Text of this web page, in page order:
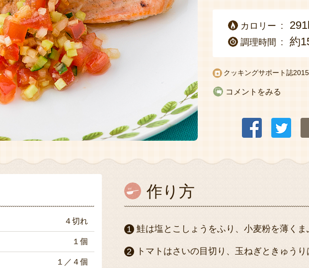
カロリー
調理時間 約
クッキングサポート誌
コメントをみる
４切れ
１個
１／４個
作り方
鮭は塩とこしょうをふり、小麦粉を薄くま
トマトはさいの目切り、玉ねぎときゅう